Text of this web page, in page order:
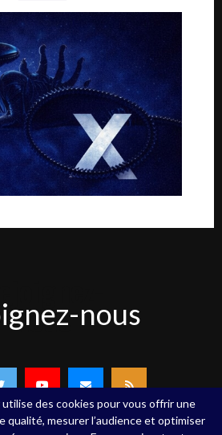
nous nous
des cookies pour vous offrir une
qualité, mesurer l’audience et optimiser